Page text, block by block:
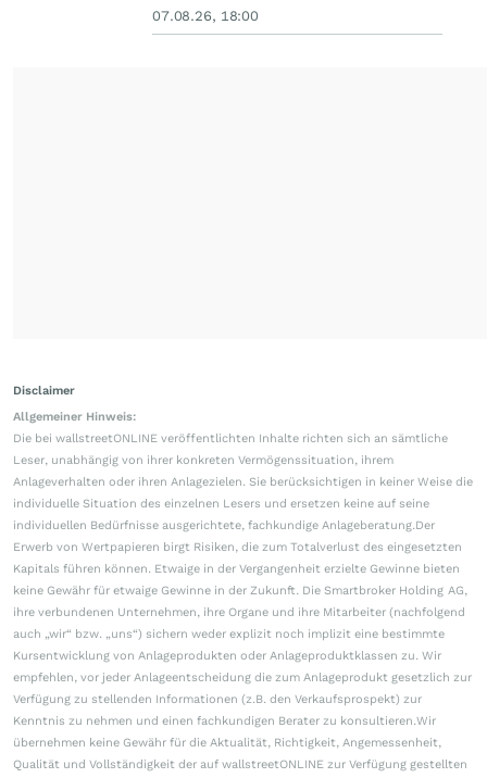
07.08.26, 18:00
Disclaimer
Allgemeiner Hinweis:
Die bei wallstreetONLINE veröffentlichten Inhalte richten sich an sämtliche
Leser, unabhängig von ihrer konkreten Vermögenssituation, ihrem
Anlageverhalten oder ihren Anlagezielen. Sie berücksichtigen in keiner Weise die
individuelle Situation des einzelnen Lesers und ersetzen keine auf seine
individuellen Bedürfnisse ausgerichtete, fachkundige Anlageberatung.Der
Erwerb von Wertpapieren birgt Risiken, die zum Totalverlust des eingesetzten
Kapitals führen können. Etwaige in der Vergangenheit erzielte Gewinne bieten
keine Gewähr für etwaige Gewinne in der Zukunft. Die Smartbroker Holding AG,
ihre verbundenen Unternehmen, ihre Organe und ihre Mitarbeiter (nachfolgend
auch „wir“ bzw. „uns“) sichern weder explizit noch implizit eine bestimmte
Kursentwicklung von Anlageprodukten oder Anlageproduktklassen zu. Wir
empfehlen, vor jeder Anlageentscheidung die zum Anlageprodukt gesetzlich zur
Verfügung zu stellenden Informationen (z.B. den Verkaufsprospekt) zur
Kenntnis zu nehmen und einen fachkundigen Berater zu konsultieren.Wir
übernehmen keine Gewähr für die Aktualität, Richtigkeit, Angemessenheit,
Qualität und Vollständigkeit der auf wallstreetONLINE zur Verfügung gestellten